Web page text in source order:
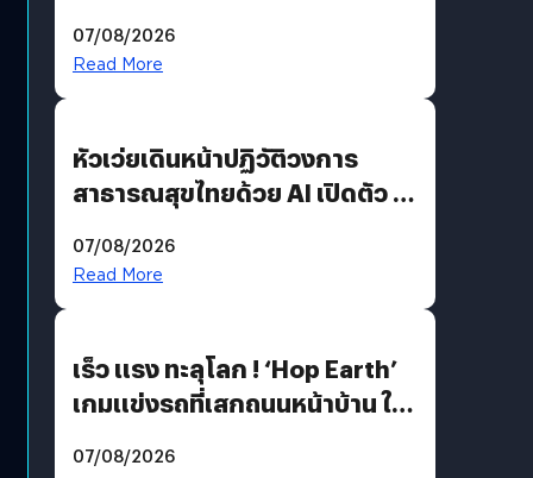
โดยตรง
07/08/2026
Read More
หัวเว่ยเดินหน้าปฏิวัติวงการ
สาธารณสุขไทยด้วย AI เปิดตัว 4
AI เพื่อการแพทย์ในประเทศไทย
07/08/2026
Read More
เร็ว แรง ทะลุโลก ! ‘Hop Earth’
เกมแข่งรถที่เสกถนนหน้าบ้าน ให้
07/08/2026